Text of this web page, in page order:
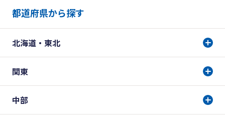
都道府県から探す
北海道・東北
関東
中部